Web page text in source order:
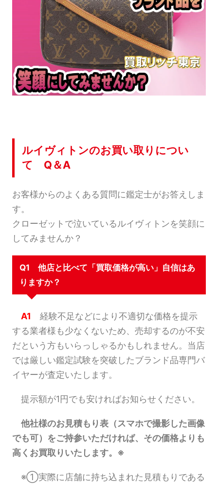
ルイヴィトンのお買い取りについ
て Q＆A
お客様からのよくある質問に鑑定士がお答えしま
す。
クローゼットで泣いているルイヴィトンを笑顔に
してみませんか？
Q1 他店と比べて「買取価格が高い」自信はあ
りますか？
A1 経験不足などにより不適切な価格を提示
する業者様も少なくないため、売却するのが不安
だという方もいらっしゃるかもしれません。当店
では厳しい鑑定試験を突破したブランド品専門バ
イヤーが査定いたします。
提示額が1円でも安ければお知らせください。
他社様のお見積もり表（スマホで撮影した画像
でも可）をご持参いただければ、その価格よりも
高くお買取りいたします。※
※①実際に店舗に持ち込まれた見積もりである